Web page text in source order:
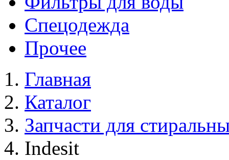
Спецодежда
Прочее
Главная
Каталог
Запчасти для
Indesit